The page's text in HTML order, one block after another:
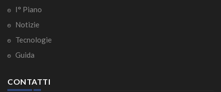
I° Piano
Notizie
Tecnologie
Guida
CONTATTI